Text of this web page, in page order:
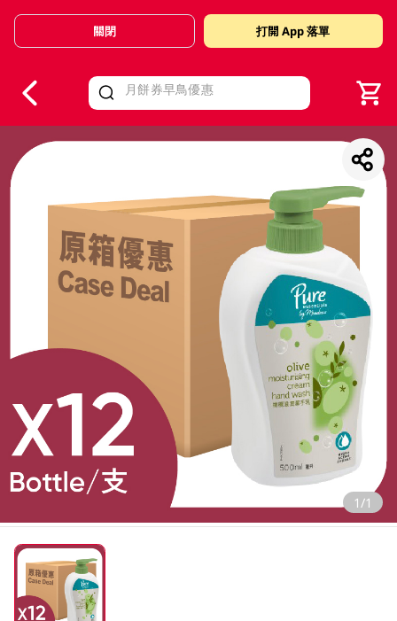
Valid Until 30 June 2026
關閉 打開 App 落單
1/1